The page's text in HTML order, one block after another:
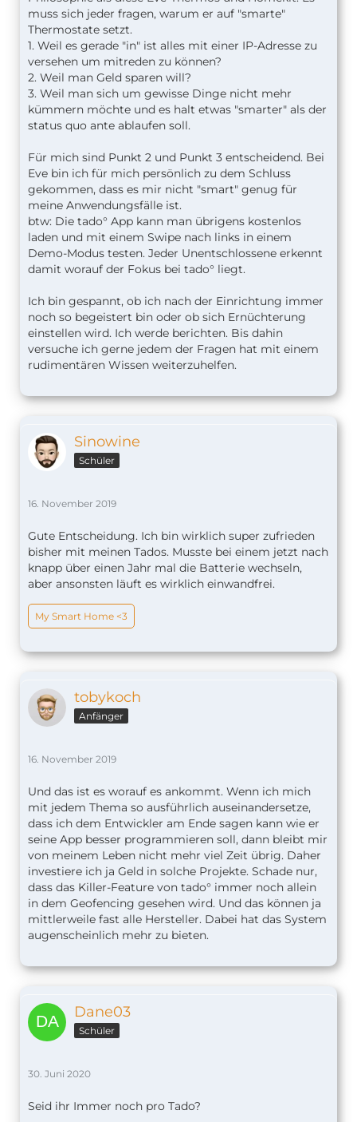
muss sich jeder fragen, warum er auf "smarte"
Thermostate setzt.
1. Weil es gerade "in" ist alles mit einer IP-Adresse zu
versehen um mitreden zu können?
2. Weil man Geld sparen will?
3. Weil man sich um gewisse Dinge nicht mehr
kümmern möchte und es halt etwas "smarter" als der
status quo ante ablaufen soll.
Für mich sind Punkt 2 und Punkt 3 entscheidend. Bei
Eve bin ich für mich persönlich zu dem Schluss
gekommen, dass es mir nicht "smart" genug für
meine Anwendungsfälle ist.
btw: Die tado° App kann man übrigens kostenlos
laden und mit einem Swipe nach links in einem
Demo-Modus testen. Jeder Unentschlossene erkennt
damit worauf der Fokus bei tado° liegt.
Ich bin gespannt, ob ich nach der Einrichtung immer
noch so begeistert bin oder ob sich Ernüchterung
einstellen wird. Ich werde berichten. Bis dahin
versuche ich gerne jedem der Fragen hat mit einem
rudimentären Wissen weiterzuhelfen.
Sinowine
Schüler
16. November 2019
Gute Entscheidung. Ich bin wirklich super zufrieden
bisher mit meinen Tados. Musste bei einem jetzt nach
knapp über einen Jahr mal die Batterie wechseln,
aber ansonsten läuft es wirklich einwandfrei.
My Smart Home <3
tobykoch
Anfänger
16. November 2019
Und das ist es worauf es ankommt. Wenn ich mich
mit jedem Thema so ausführlich auseinandersetze,
dass ich dem Entwickler am Ende sagen kann wie er
seine App besser programmieren soll, dann bleibt mir
von meinem Leben nicht mehr viel Zeit übrig. Daher
investiere ich ja Geld in solche Projekte. Schade nur,
dass das Killer-Feature von tado° immer noch allein
in dem Geofencing gesehen wird. Und das können ja
mittlerweile fast alle Hersteller. Dabei hat das System
augenscheinlich mehr zu bieten.
Dane03
Schüler
30. Juni 2020
Seid ihr Immer noch pro Tado?